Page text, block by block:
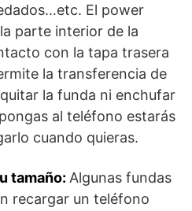
El power
parte interior de la
con la tapa trasera
la transferencia de
la funda ni enchufar
al teléfono estarás
cuando quieras.
tamaño: Algunas fundas
recargar un teléfono